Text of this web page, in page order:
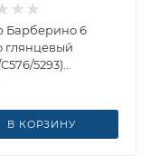
Барберино 6
глянцевый
5293)
от Kerama
В КОРЗИНУ